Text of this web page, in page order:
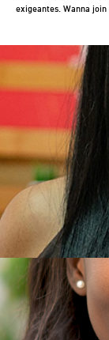
exigeantes. Wanna join